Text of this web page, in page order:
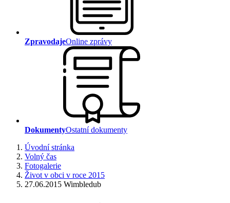
ZpravodajeOnline zprávy
DokumentyOstatní dokumenty
Úvodní stránka
Volný čas
Fotogalerie
Život v obci v roce 2015
27.06.2015 Wimbledub